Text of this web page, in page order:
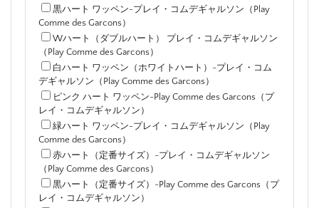
黒ハート ワッペン-プレイ・コムデギャルソン（Play
Comme des Garcons）
Wハート（ダブルハート） プレイ・コムデギャルソン
（Play Comme des Garcons）
白ハート ワッペン（ホワイトハート）-プレイ・コム
デギャルソン（Play Comme des Garcons）
ピンク ハート ワッペン-Play Comme des Garcons（プ
レイ・コムデギャルソン）
緑ハート ワッペン-プレイ・コムデギャルソン（Play
Comme des Garcons）
赤ハート（定番サイズ）-プレイ・コムデギャルソン
（Play Comme des Garcons）
黒ハート（定番サイズ）-Play Comme des Garcons（プ
レイ・コムデギャルソン）